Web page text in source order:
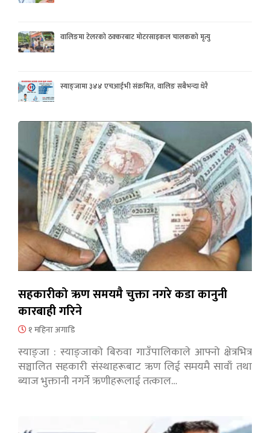
वालिङमा टेलरको ठक्करबाट मोटरसाइकल चालकको मृत्यु
स्याङ्जामा ३४४ एचआईभी संक्रमित, वालिङ सबैभन्दा धेरै
सहकारीको ऋण समयमै चुक्ता नगरे कडा कानुनी
कारबाही गरिने
१ महिना अगाडि
स्याङ्जा : स्याङ्जाको बिरुवा गाउँपालिकाले आफ्नो क्षेत्रभित्र
सञ्चालित सहकारी संस्थाहरूबाट ऋण लिई समयमै सावाँ तथा
ब्याज भुक्तानी नगर्ने ऋणीहरूलाई तत्काल…